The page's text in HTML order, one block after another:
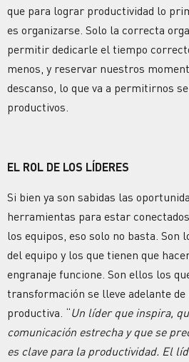
que para lograr productividad lo
es organizarse. Solo la correcta
permitir dedicarle el tiempo
menos, y reservar nuestros
descanso, lo que va a permitirnos
productivos.
EL ROL DE LOS LÍDERES
Si bien ya son sabidas las
herramientas para estar
los equipos, eso solo no basta. Son
del equipo y los que tienen que
engranaje funcione. Son ellos los
transformación se lleve adelante
productiva. “Un líder que inspira,
comunicación estrecha y que se
es clave para la productividad. El